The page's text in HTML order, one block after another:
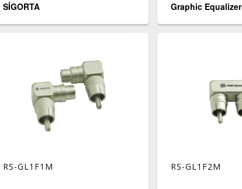
SİGORTA Graphic Equalizer
RS-GL1F1M RS-GL1F2M